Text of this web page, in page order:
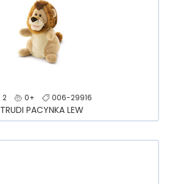
2 0+ 006-29916
TRUDI PACYNKA LEW